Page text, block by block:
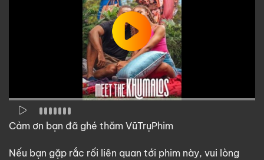
Cảm ơn bạn đã ghé thăm VũTrụPhim
Nếu bạn gặp rắc rối liên quan tới phim này, vui lòng